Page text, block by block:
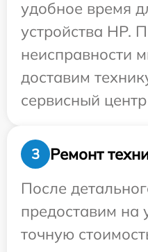
удобное время
устройства HP.
неисправности
доставим
сервисный
3
Ремонт
После
предоставим на
точную